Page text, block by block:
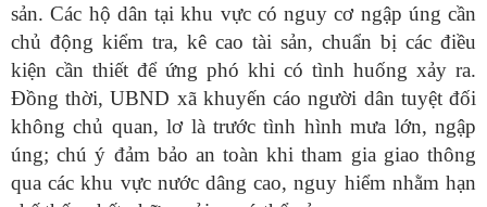
sản. Các hộ dân tại khu vực có nguy cơ ngập úng cần
chủ động kiểm tra, kê cao tài sản, chuẩn bị các điều
kiện cần thiết để ứng phó khi có tình huống xảy ra.
Đồng thời, UBND xã khuyến cáo người dân tuyệt đối
không chủ quan, lơ là trước tình hình mưa lớn, ngập
úng; chú ý đảm bảo an toàn khi tham gia giao thông
qua các khu vực nước dâng cao, nguy hiểm nhằm hạn